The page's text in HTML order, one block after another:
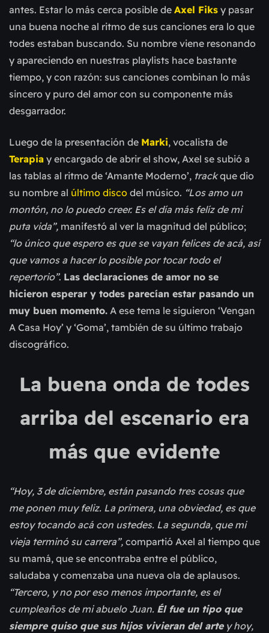
antes. Estar lo más cerca posible de Axel Fiks y pasar
una buena noche al ritmo de sus canciones era lo que
todes estaban buscando. Su nombre viene resonando
y apareciendo en nuestras playlists hace bastante
tiempo, y con razón: sus canciones combinan lo más
sincero y puro del amor con su componente más
desgarrador.
Luego de la presentación de Marki, vocalista de
Terapia y encargado de abrir el show, Axel se subió a
las tablas al ritmo de ‘Amante Moderno’, trackque dio
su nombre al último disco del músico. “Los amo un
montón, no lo puedo creer. Es el día más felíz de mi
puta vida”, manifestó al ver la magnitud del público;
“lo único que espero es que se vayan felices de acá, así
que vamos a hacer lo posible por tocar todo el
repertorio”. Las declaraciones de amor no se
hicieron esperar y todes parecían estar pasando un
muy buen momento. A ese tema le siguieron ‘Vengan
A Casa Hoy’ y ‘Goma’, también de su último trabajo
discográfico.
La buena onda de todes
arriba del escenario era
más que evidente
“Hoy, 3 de diciembre, están pasando tres cosas que
me ponen muy feliz. La primera, una obviedad, es que
estoy tocando acá con ustedes. La segunda, que mi
vieja terminó su carrera”, compartió Axel al tiempo que
su mamá, que se encontraba entre el público,
saludaba y comenzaba una nueva ola de aplausos.
“Tercero, y no por eso menos importante, es el
cumpleaños de mi abuelo Juan. Él fue un tipo que
siempre quiso que sus hijos vivieran del artey hoy,